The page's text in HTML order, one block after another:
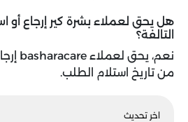
اخر تحديث
هل يحق لعملاء بشرة كير إرجاع أو
التالفة؟
من تاريخ استلام الطلب.